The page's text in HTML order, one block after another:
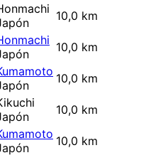
10,0 km
10,0 km
10,0 km
10,0 km
10,0 km